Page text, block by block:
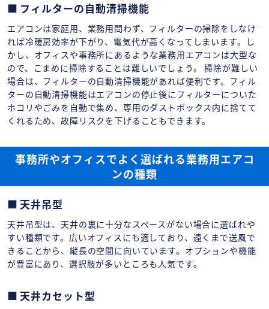
フィルターの自動清掃機能
エアコンは家庭用、業務用問わず、フィルターの掃除をしなけ
れば冷暖房効率が下がり、電気代が高くなってしまいます。し
かし、オフィスや事務所にあるような業務用エアコンは大型な
ので、こまめに掃除することは難しいでしょう。 掃除が難しい
場合は、フィルターの自動清掃機能があれば便利です。フィル
ターの自動清掃機能はエアコンの停止後にフィルターについた
ホコリやごみを自動で集め、専用のダストボックス内に捨てて
くれるため、故障リスクを下げることもできます。
事務所やオフィスでよく選ばれる業務用エアコ
ンの種類
天井吊型
天井吊型は、天井の裏に十分なスペースがない場合に選ばれや
すい種類です。広いオフィスにも適しており、遠くまで送風で
きることから、縦長の空間に向いています。オプションや機能
が豊富にあり、選択肢が多いところも人気です。
天井カセット型